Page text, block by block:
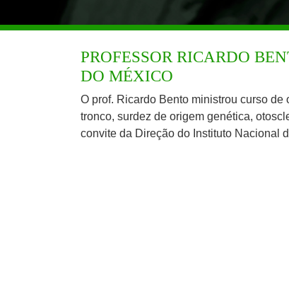
PROFESSOR RICARDO
DO MÉXICO
O prof. Ricardo Bento ministrou curso
tronco, surdez de origem genética,
convite da Direção do Instituto Nacional